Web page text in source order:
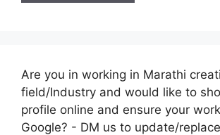
Are you in working in Marathi
field/Industry and would like to
profile online and ensure your
Google? - DM us to update/